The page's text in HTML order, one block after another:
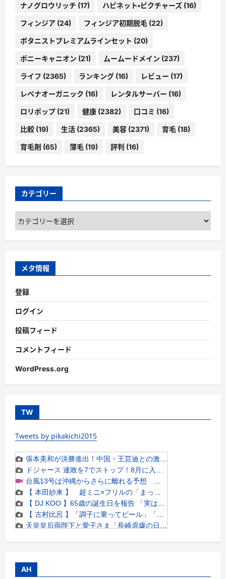
ナノグロウリッチ (17) ハピネット・ピクチャーズ (16)
フィンジア (24) フィンジア初期脱毛 (22)
ボタニストプレミアムラインセット (20)
ポニーキャニオン (21) ムームードメイン (237)
ライフ (2365) ランキング (16) レビュー (17)
レベナオーガニック (16) レンタルサーバー (16)
ロリポップ (21) 健康 (2382) 口コミ (16)
比較 (19) 生活 (2365) 美容 (2371) 育毛 (18)
育毛剤 (65) 薄毛 (19) 評判 (16)
カテゴリー
カ
テ
ゴ
ー
メタ情報
登録
ログイン
投稿フィード
コメントフィード
WordPress.org
TW
Tweets by pikakichi2015
AH